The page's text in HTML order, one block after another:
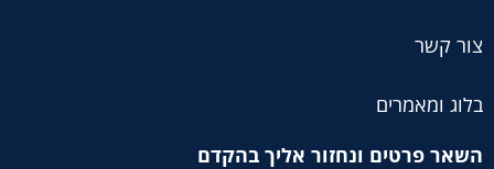
צור קשר
בלוג ומאמרים
השאר פרטים ונחזור אליך בהקדם